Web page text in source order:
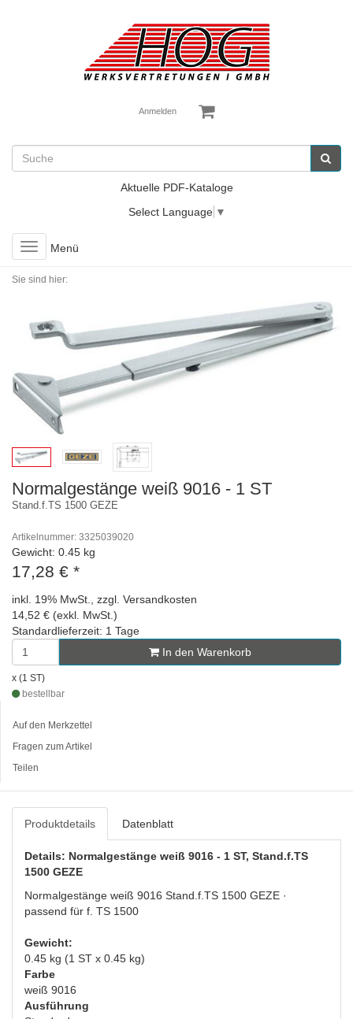
Anmelden
Aktuelle PDF-Kataloge
Select Language ▼
Toggle
navigation
Menü
Sie sind hier:
Normalgestänge weiß 9016 - 1 ST
Stand.f.TS 1500 GEZE
Artikelnummer: 3325039020
Gewicht: 0.45 kg
17,28 € *
inkl. 19% MwSt., zzgl. Versandkosten
14,52 € (exkl. MwSt.)
Standardlieferzeit: 1 Tage
In den Warenkorb
x (1 ST)
bestellbar
Auf den Merkzettel
Fragen zum Artikel
Teilen
Produktdetails Datenblatt
Details: Normalgestänge weiß 9016 - 1 ST, Stand.f.TS
1500 GEZE
Normalgestänge weiß 9016 Stand.f.TS 1500 GEZE ·
passend für f. TS 1500
Gewicht:
0.45 kg (1 ST x 0.45 kg)
Farbe
weiß 9016
Ausführung